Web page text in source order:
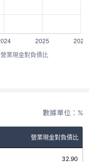
營業現金對負債比
數據單位：%
營業現金對負債比
32.90